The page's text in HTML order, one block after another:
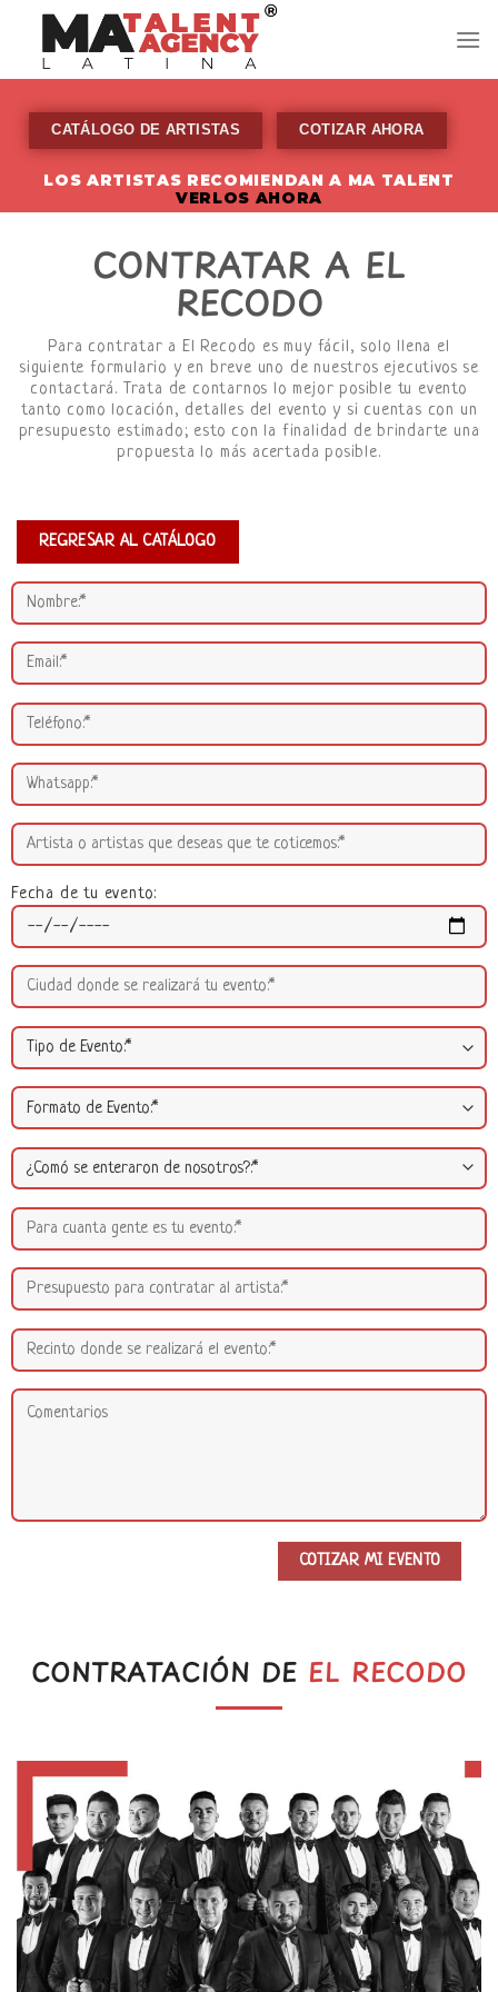
content
CATÁLOGO DE ARTISTAS COTIZAR AHORA
LOS ARTISTAS RECOMIENDAN A MA TALENT
VERLOS AHORA
CONTRATAR A EL
RECODO
Para contratar a El Recodo es muy fácil, solo llena el
siguiente formulario y en breve uno de nuestros ejecutivos se
contactará. Trata de contarnos lo mejor posible tu evento
tanto como locación, detalles del evento y si cuentas con un
presupuesto estimado; esto con la finalidad de brindarte una
propuesta lo más acertada posible.
REGRESAR AL CATÁLOGO
Fecha de tu evento:
CONTRATACIÓN DE EL RECODO